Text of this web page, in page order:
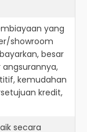
yang
showroom
besar
kemudahan
kredit,
secara